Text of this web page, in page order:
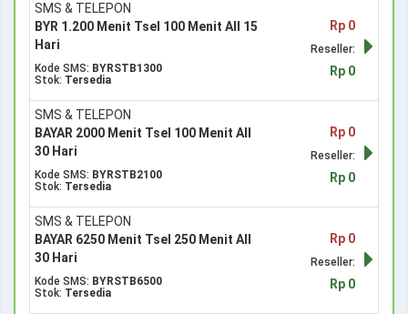
SMS & TELEPON
BYR 1.200 Menit Tsel 100 Menit All 15
Hari
Kode SMS: BYRSTB1300
Stok: Tersedia
Rp 0
Reseller:
Rp 0
SMS & TELEPON
BAYAR 2000 Menit Tsel 100 Menit All
30 Hari
Kode SMS: BYRSTB2100
Stok: Tersedia
Rp 0
Reseller:
Rp 0
SMS & TELEPON
BAYAR 6250 Menit Tsel 250 Menit All
30 Hari
Kode SMS: BYRSTB6500
Stok: Tersedia
Rp 0
Reseller:
Rp 0